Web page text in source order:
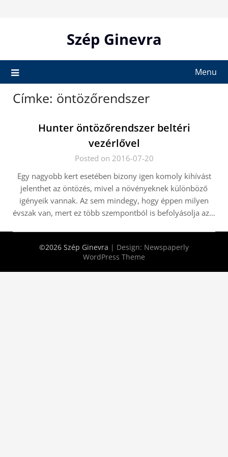
Szép Ginevra
Menu
Címke: öntözőrendszer
Hunter öntözőrendszer beltéri
vezérlővel
Posted on 2016-07-20
Egy nagyobb kert esetében bizony igen komoly kihívást
jelenthet az öntözés, mivel a növényeknek különböző
igényeik vannak. Az sem mindegy, hogy éppen milyen
évszak van, mert ez több szempontból is befolyásolja az…
©2026 Szép Ginevra | Design: Newspaperly
WordPress Theme